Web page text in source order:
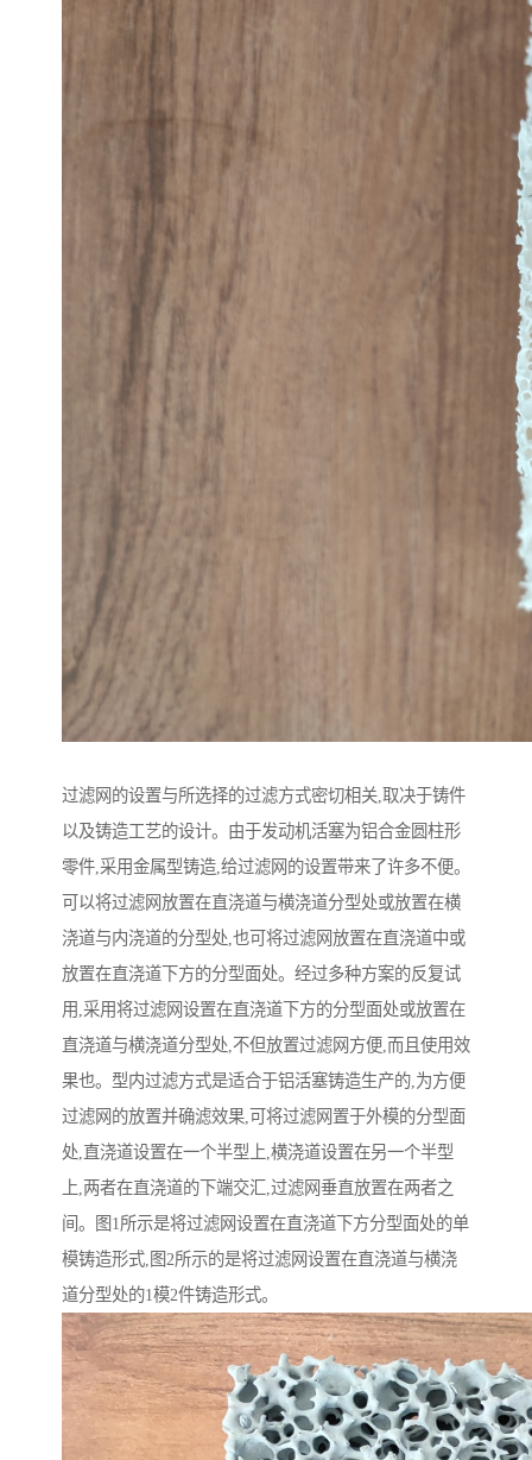
过滤网的设置与所选择的过滤方式密切相关,取决于铸件
以及铸造工艺的设计。由于发动机活塞为铝合金圆柱形
零件,采用金属型铸造,给过滤网的设置带来了许多不便。
可以将过滤网放置在直浇道与横浇道分型处或放置在横
浇道与内浇道的分型处,也可将过滤网放置在直浇道中或
放置在直浇道下方的分型面处。经过多种方案的反复试
用,采用将过滤网设置在直浇道下方的分型面处或放置在
直浇道与横浇道分型处,不但放置过滤网方便,而且使用效
果也。型内过滤方式是适合于铝活塞铸造生产的,为方便
过滤网的放置并确滤效果,可将过滤网置于外模的分型面
处,直浇道设置在一个半型上,横浇道设置在另一个半型
上,两者在直浇道的下端交汇,过滤网垂直放置在两者之
间。图1所示是将过滤网设置在直浇道下方分型面处的单
模铸造形式,图2所示的是将过滤网设置在直浇道与横浇
道分型处的1模2件铸造形式。